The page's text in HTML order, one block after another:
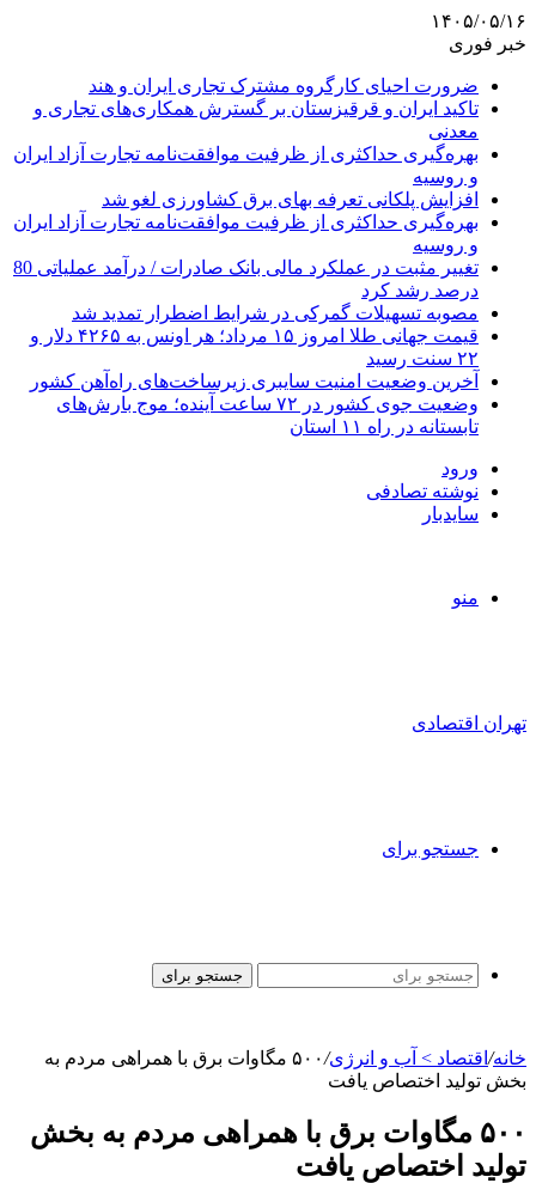
۱۴۰۵/۰۵/۱۶
خبر فوری
ضرورت احیای کارگروه مشترک تجاری ایران و هند
تاکید ایران و قرقیزستان بر گسترش همکاری‌های تجاری و
معدنی
بهره‌گیری حداکثری از ظرفیت موافقت‌نامه تجارت آزاد ایران
و روسیه
افزایش پلکانی تعرفه بهای برق کشاورزی لغو شد
بهره‌گیری حداکثری از ظرفیت موافقت‌نامه تجارت آزاد ایران
و روسیه
تغییر مثبت در عملکرد مالی بانک صادرات / درآمد عملیاتی 80
درصد رشد کرد
مصوبه تسهیلات گمرکی در شرایط اضطرار تمدید شد
قیمت جهانی طلا امروز ۱۵ مرداد؛ هر اونس به ۴۲۶۵ دلار و
۲۲ سنت رسید
آخرین وضعیت امنیت سایبری زیرساخت‌های راه‌آهن کشور
وضعیت جوی کشور در ۷۲ ساعت آینده؛ موج بارش‌های
تابستانه در راه ۱۱ استان
ورود
نوشته تصادفی
سایدبار
منو
تهران اقتصادی
جستجو برای
جستجو برای
خانه/ اقتصاد > آب و انرژی/
۵۰۰ مگاوات برق با همراهی مردم به
بخش تولید اختصاص یافت
۵۰۰ مگاوات برق با همراهی مردم به بخش
تولید اختصاص یافت